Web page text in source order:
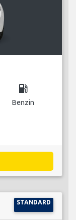
local_gas_station
Benzin
STANDARD